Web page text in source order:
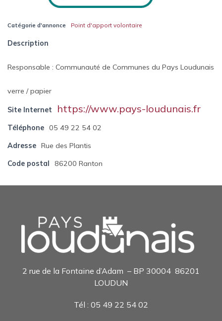
Catégorie d'annonce Point d'apport volontaire
Description
Responsable : Communauté de Communes du Pays Loudunais
verre / papier
Site Internet https://www.pays-loudunais.fr
Téléphone 05 49 22 54 02
Adresse Rue des Plantis
Code postal
86200 Ranton
2 rue de la Fontaine d’Adam – BP 30004 86201
LOUDUN
Tél : 05 49 22 54 02